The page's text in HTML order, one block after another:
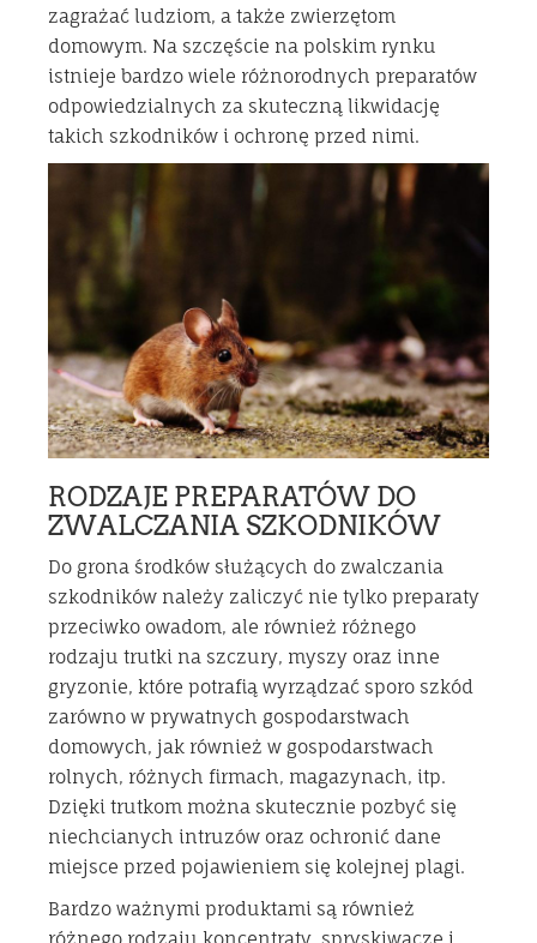
zagrażać ludziom, a także zwierzętom
domowym. Na szczęście na polskim rynku
istnieje bardzo wiele różnorodnych preparatów
odpowiedzialnych za skuteczną likwidację
takich szkodników i ochronę przed nimi.
RODZAJE PREPARATÓW DO
ZWALCZANIA SZKODNIKÓW
Do grona środków służących do zwalczania
szkodników należy zaliczyć nie tylko preparaty
przeciwko owadom, ale również różnego
rodzaju trutki na szczury, myszy oraz inne
gryzonie, które potrafią wyrządzać sporo szkód
zarówno w prywatnych gospodarstwach
domowych, jak również w gospodarstwach
rolnych, różnych firmach, magazynach, itp.
Dzięki trutkom można skutecznie pozbyć się
niechcianych intruzów oraz ochronić dane
miejsce przed pojawieniem się kolejnej plagi.
Bardzo ważnymi produktami są również
różnego rodzaju koncentraty, spryskiwacze i